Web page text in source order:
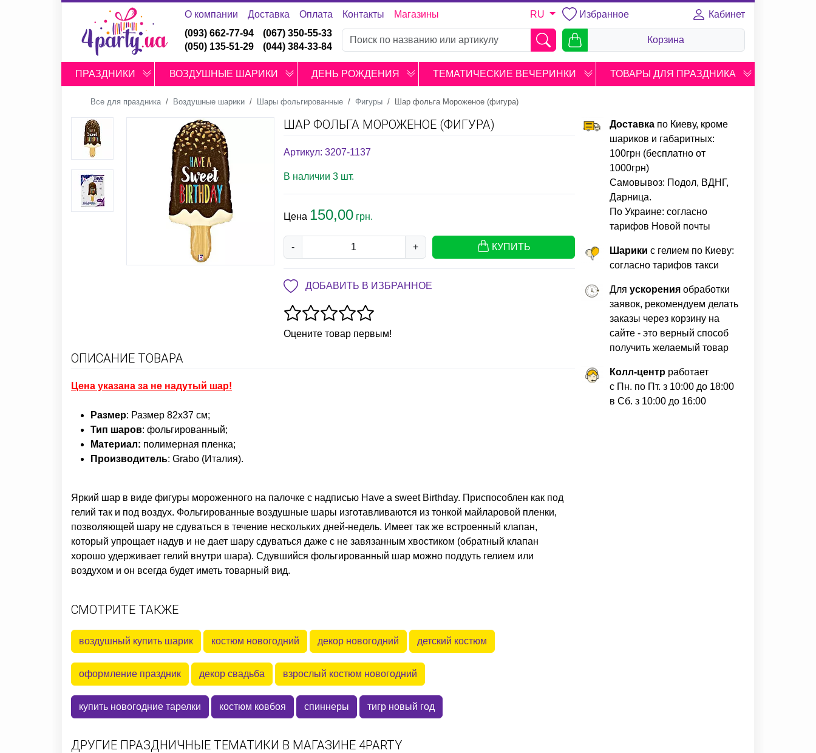
О компании Доставка Оплата Контакты Магазины RU Избранное
Кабинет
(093) 662-77-94
(050) 135-51-29
(067) 350-55-33
(044) 384-33-84
Корзина
ПРАЗДНИКИ ВОЗДУШНЫЕ ШАРИКИ ДЕНЬ РОЖДЕНИЯ ТЕМАТИЧЕСКИЕ ВЕЧЕРИНКИ ТОВАРЫ ДЛЯ ПРАЗДНИКА
Все для праздника Воздушные шарики Шары фольгированные Фигуры Шар фольга Мороженое (фигура)
ШАР ФОЛЬГА МОРОЖЕНОЕ (ФИГУРА)
Артикул: 3207-1137
В наличии 3 шт.
Цена 150,00 грн.
- + КУПИТЬ
ДОБАВИТЬ В ИЗБРАННОЕ
Оцените товар первым!
ОПИСАНИЕ ТОВАРА
Цена указана за не надутый шар!
Размер: Размер 82х37 см;
Тип шаров: фольгированный;
Материал: полимерная пленка;
Производитель: Grabo (Италия).
Яркий шар в виде фигуры мороженного на палочке с надписью Have a sweet Birthday. Приспособлен как под
гелий так и под воздух. Фольгированные воздушные шары изготавливаются из тонкой майларовой пленки,
позволяющей шару не сдуваться в течение нескольких дней-недель. Имеет так же встроенный клапан,
который упрощает надув и не дает шару сдуваться даже с не завязанным хвостиком (обратный клапан
хорошо удерживает гелий внутри шара). Сдувшийся фольгированный шар можно поддуть гелием или
воздухом и он всегда будет иметь товарный вид.
СМОТРИТЕ ТАКЖЕ
воздушный купить шарик костюм новогодний декор новогодний детский костюм
оформление праздник декор свадьба взрослый костюм новогодний
купить новогодние тарелки костюм ковбоя спиннеры тигр новый год
Доставкапо Киеву, кроме
шариков и габаритных:
100грн (бесплатно от
1000грн)
Самовывоз: Подол, ВДНГ,
Дарница.
По Украине: согласно
тарифов Новой почты
Шарики с гелием по Киеву:
согласно тарифов такси
Для ускоренияобработки
заявок, рекомендуем делать
заказы через корзину на
сайте - это верный способ
получить желаемый товар
Колл-центрработает
с Пн. по Пт. з 10:00 до 18:00
в Сб. з 10:00 до 16:00
ДРУГИЕ ПРАЗДНИЧНЫЕ ТЕМАТИКИ В МАГАЗИНЕ 4PARTY